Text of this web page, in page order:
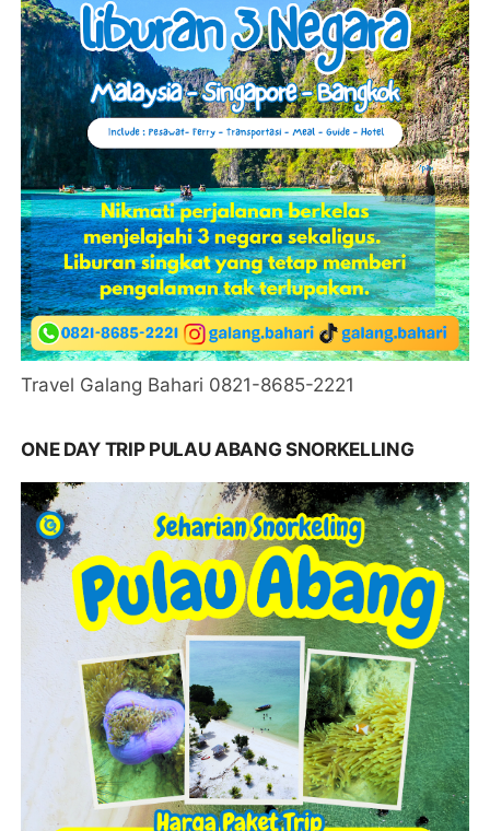
Travel Galang Bahari 0821-8685-2221
ONE DAY TRIP PULAU ABANG SNORKELLING